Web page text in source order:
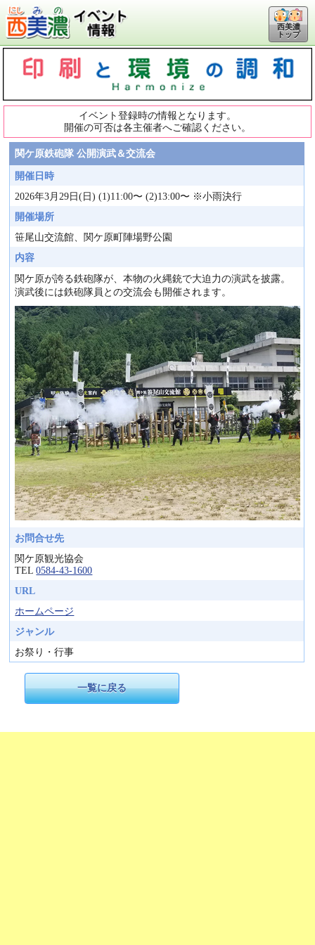
西美濃
トップ
イベント登録時の情報となります。
開催の可否は各主催者へご確認ください。
関ケ原鉄砲隊 公開演武＆交流会
開催日時
2026年3月29日(日) (1)11:00〜 (2)13:00〜 ※小雨決行
開催場所
笹尾山交流館、関ケ原町陣場野公園
内容
関ケ原が誇る鉄砲隊が、本物の火縄銃で大迫力の演武を披露。
演武後には鉄砲隊員との交流会も開催されます。
お問合せ先
関ケ原観光協会
TEL0584-43-1600
URL
ホームページ
ジャンル
お祭り・行事
一覧に戻る